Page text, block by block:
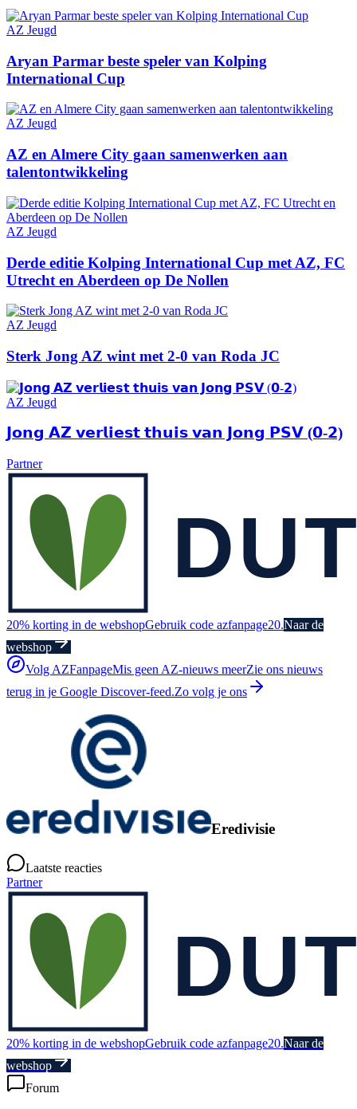
AZ Jeugd
Aryan Parmar beste speler van Kolping
International Cup
AZ Jeugd
AZ en Almere City gaan samenwerken aan
talentontwikkeling
AZ Jeugd
Derde editie Kolping International Cup met AZ, FC
Utrecht en Aberdeen op De Nollen
AZ Jeugd
Sterk Jong AZ wint met 2-0 van Roda JC
AZ Jeugd
𝗝𝗼𝗻𝗴 𝗔𝗭 𝘃𝗲𝗿𝗹𝗶𝗲𝘀𝘁 𝘁𝗵𝘂𝗶𝘀 𝘃𝗮𝗻 𝗝𝗼𝗻𝗴 𝗣𝗦𝗩 (𝟬-𝟮)
Partner
20% korting in de webshopGebruik code azfanpage20.Naar de
webshop
Volg AZFanpageMis geen AZ-nieuws meerZie ons nieuws
terug in je Google Discover-feed.Zo volg je ons
Eredivisie
Laatste reacties
Partner
20% korting in de webshopGebruik code azfanpage20.Naar de
webshop
Forum